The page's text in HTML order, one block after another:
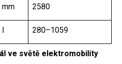
mm 2580
280–1059
ve světě elektromobility